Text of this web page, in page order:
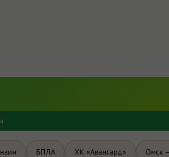
БПЛА ХК «Авангард» Омск